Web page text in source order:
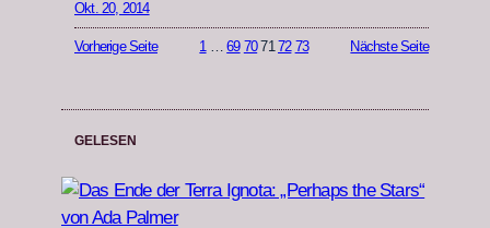
Okt. 20, 2014
Vorherige Seite 1 … 69 70 71 72 73 Nächste Seite
GELESEN